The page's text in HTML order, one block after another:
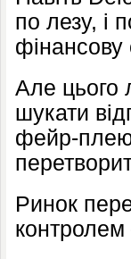
по лезу, і
фінансову
Але цього
шукати
фейр-
Ринок
контролем